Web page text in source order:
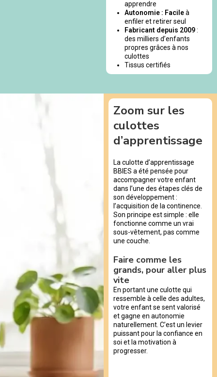
apprendre
Autonomie : Facileà
enfiler et retirer seul
Fabricant depuis 2009:
des milliers d’enfants
propres grâces à nos
culottes
Tissus certifiés
Zoom sur les
culottes
d’apprentissage
La culotte d’apprentissage
BBIES a été pensée pour
accompagner votre enfant
dans l’une des étapes clés de
son développement :
l’acquisition de la continence.
Son principe est simple : elle
fonctionne comme un vrai
sous-vêtement, pas comme
une couche.
Faire comme les
grands, pour aller plus
vite
En portant une culotte qui
ressemble à celle des adultes,
votre enfant se sent valorisé
et gagne en autonomie
naturellement. C’est un levier
puissant pour la confiance en
soi et la motivation à
progresser.